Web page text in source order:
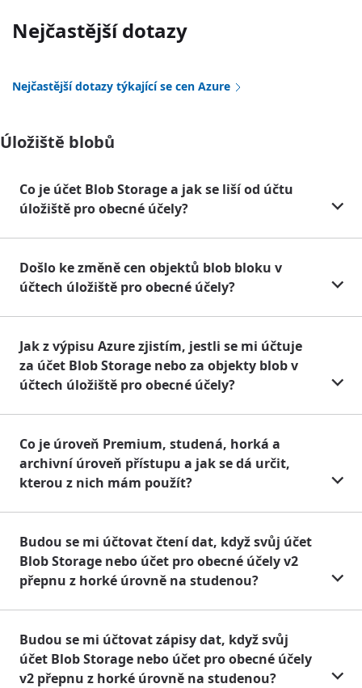
Nejčastější dotazy
Nejčastější dotazy týkající se cen Azure
Úložiště blobů
Co je účet Blob Storage a jak se liší od účtu
úložiště pro obecné účely?
Došlo ke změně cen objektů blob bloku v
účtech úložiště pro obecné účely?
Jak z výpisu Azure zjistím, jestli se mi účtuje
za účet Blob Storage nebo za objekty blob v
účtech úložiště pro obecné účely?
Co je úroveň Premium, studená, horká a
archivní úroveň přístupu a jak se dá určit,
kterou z nich mám použít?
Budou se mi účtovat čtení dat, když svůj účet
Blob Storage nebo účet pro obecné účely v2
přepnu z horké úrovně na studenou?
Budou se mi účtovat zápisy dat, když svůj
účet Blob Storage nebo účet pro obecné účely
v2 přepnu z horké úrovně na studenou?